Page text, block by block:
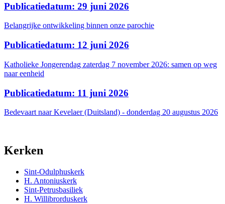
Publicatiedatum: 29 juni 2026
Belangrijke ontwikkeling binnen onze parochie
Publicatiedatum: 12 juni 2026
Katholieke Jongerendag zaterdag 7 november 2026: samen op weg
naar eenheid
Publicatiedatum: 11 juni 2026
Bedevaart naar Kevelaer (Duitsland) - donderdag 20 augustus 2026
Kerken
Sint-Odulphuskerk
H. Antoniuskerk
Sint-Petrusbasiliek
H. Willibrorduskerk